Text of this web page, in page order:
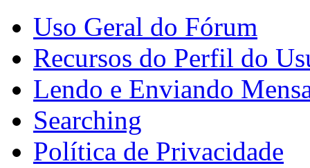
Uso Geral do Fórum
Recursos do Perfil do
Lendo e Enviando
Searching
Política de Privacidade